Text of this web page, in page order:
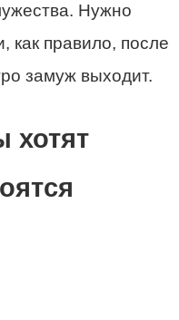
Нужно
как правило, после
замуж выходит.
хотят